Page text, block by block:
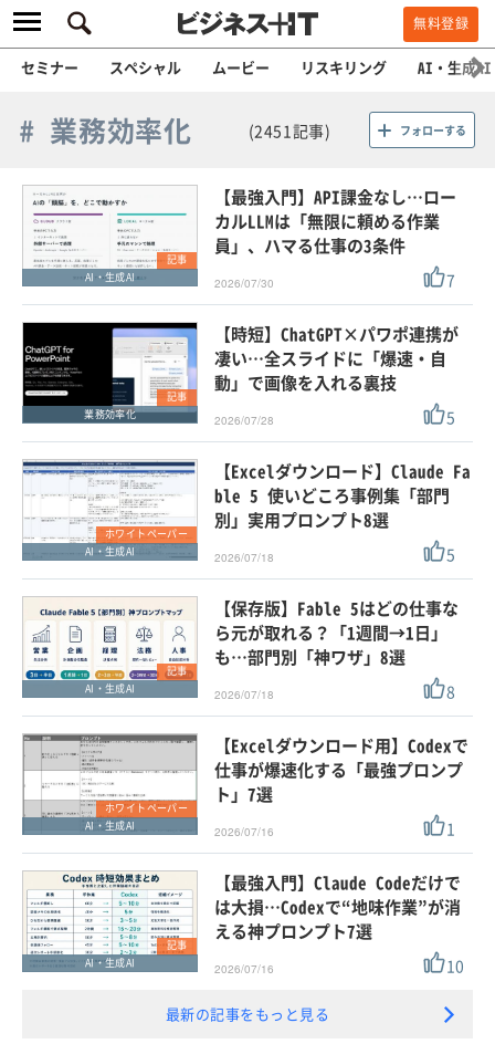
無料登録
セミナー スペシャル ムービー リスキリング AI・生成AI
# 業務効率化 (2451記事) フォローする
記事
AI・生成AI
【最強入門】API課金なし…ロー
カルLLMは「無限に頼める作業
員」、ハマる仕事の3条件
2026/07/30 7
記事
業務効率化
【時短】ChatGPT×パワポ連携が
凄い…全スライドに「爆速・自
動」で画像を入れる裏技
2026/07/28 5
ホワイトペーパー
AI・生成AI
【Excelダウンロード】Claude Fa
ble 5 使いどころ事例集「部門
別」実用プロンプト8選
2026/07/18 5
記事
AI・生成AI
【保存版】Fable 5はどの仕事な
ら元が取れる？「1週間→1日」
も…部門別「神ワザ」8選
2026/07/18 8
ホワイトペーパー
AI・生成AI
【Excelダウンロード用】Codexで
仕事が爆速化する「最強プロンプ
ト」7選
2026/07/16 1
記事
AI・生成AI
【最強入門】Claude Codeだけで
は大損…Codexで“地味作業”が消
える神プロンプト7選
2026/07/16 10
最新の記事をもっと見る